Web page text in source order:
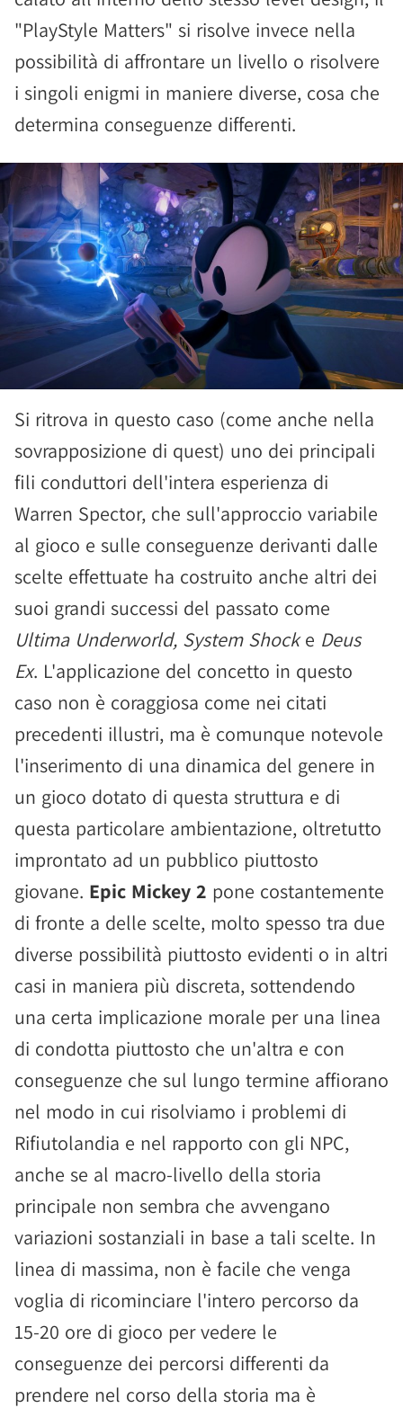
"PlayStyle Matters" si risolve invece nella
possibilità di affrontare un livello o risolvere
i singoli enigmi in maniere diverse, cosa che
determina conseguenze differenti.
Si ritrova in questo caso (come anche nella
sovrapposizione di quest) uno dei principali
fili conduttori dell'intera esperienza di
Warren Spector, che sull'approccio variabile
al gioco e sulle conseguenze derivanti dalle
scelte effettuate ha costruito anche altri dei
suoi grandi successi del passato come
Ultima Underworld, System Shocke Deus
Ex. L'applicazione del concetto in questo
caso non è coraggiosa come nei citati
precedenti illustri, ma è comunque notevole
l'inserimento di una dinamica del genere in
un gioco dotato di questa struttura e di
questa particolare ambientazione, oltretutto
improntato ad un pubblico piuttosto
giovane. Epic Mickey 2 pone costantemente
di fronte a delle scelte, molto spesso tra due
diverse possibilità piuttosto evidenti o in altri
casi in maniera più discreta, sottendendo
una certa implicazione morale per una linea
di condotta piuttosto che un'altra e con
conseguenze che sul lungo termine affiorano
nel modo in cui risolviamo i problemi di
Rifiutolandia e nel rapporto con gli NPC,
anche se al macro-livello della storia
principale non sembra che avvengano
variazioni sostanziali in base a tali scelte. In
linea di massima, non è facile che venga
voglia di ricominciare l'intero percorso da
15-20 ore di gioco per vedere le
conseguenze dei percorsi differenti da
prendere nel corso della storia ma è